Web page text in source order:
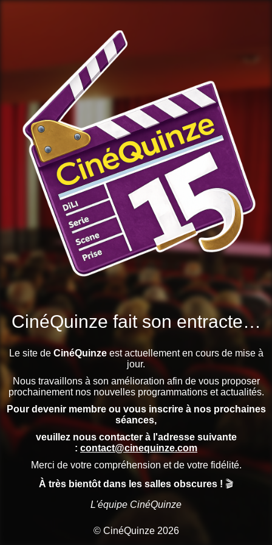
CinéQuinze fait son entracte…
Le site de CinéQuinzeest actuellement en cours de mise à
jour.
Nous travaillons à son amélioration afin de vous proposer
prochainement nos nouvelles programmations et actualités.
Pour devenir membre ou vous inscrire à nos prochaines
séances,
veuillez nous contacter à l'adresse suivante
: contact@cinequinze.com
Merci de votre compréhension et de votre fidélité.
À très bientôt dans les salles obscures ! 🎬
L'équipe CinéQuinze
© CinéQuinze 2026